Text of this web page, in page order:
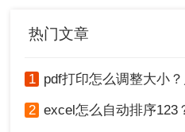
热门文章
1 pdf打印怎么调整大小
2 excel怎么自动排序123